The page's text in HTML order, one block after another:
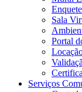
Sala
Portal
Serviços